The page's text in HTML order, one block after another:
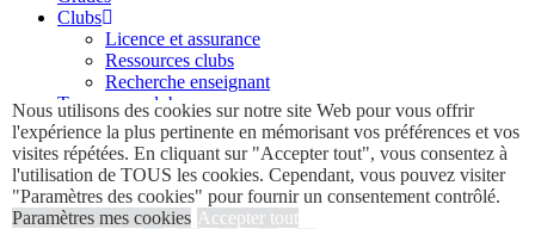
Clubs
Licence et assurance
Ressources clubs
Recherche enseignant
Trouver un club
Documents
Nous contacter
Nous utilisons des cookies sur notre site Web pour vous offrir
l'expérience la plus pertinente en mémorisant vos préférences et vos
visites répétées. En cliquant sur "Accepter tout", vous consentez à
l'utilisation de TOUS les cookies. Cependant, vous pouvez visiter
"Paramètres des cookies" pour fournir un consentement contrôlé.
Paramètres mes cookies Accepter tout